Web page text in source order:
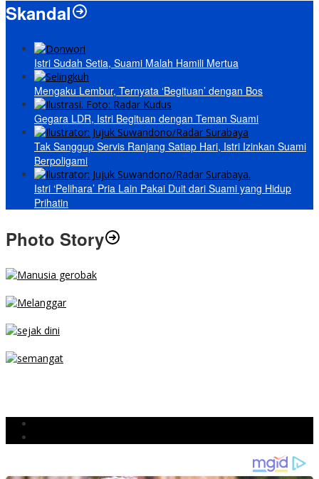
Skandal
Istri Sudah Setia, Suami Malah Hamili Mertua
Mengaku Lembur, Ternyata ‘Begituan’ dengan Bos
Gegara LDR, Istri Begituan dengan Teman Suami
Tak Sanggup Servis Ranjang Satiap Hari, Istri Izinkan Suami
Berpoligami
Istri ‘Pelihara’ Pria Lain Pakai Duit dari Suami yang Hidup
Prihatin
Photo Story